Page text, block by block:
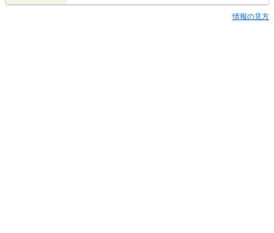
情報の見方